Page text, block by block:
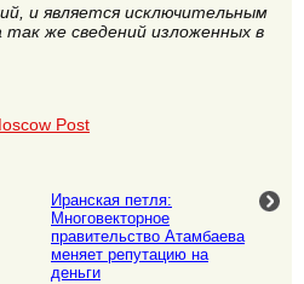
и является исключительным
же сведений изложенных в
Post
Иранская петля:
Многовекторное
правительство Атамбаева
меняет репутацию на
деньги